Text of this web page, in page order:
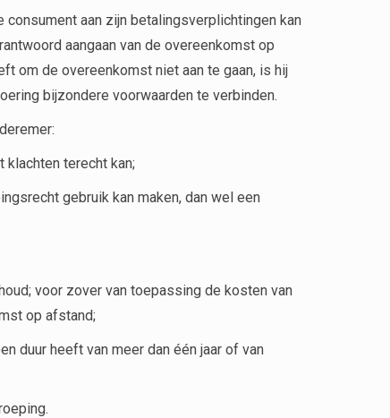
aan zijn betalingsverplichtingen kan
aangaan van de overeenkomst op
om de overeenkomst niet aan te gaan, is hij
bijzondere voorwaarden te verbinden.
klachten terecht kan;
gebruik kan maken, dan wel een
voor zover van toepassing de kosten van
op afstand;
duur heeft van meer dan één jaar of van